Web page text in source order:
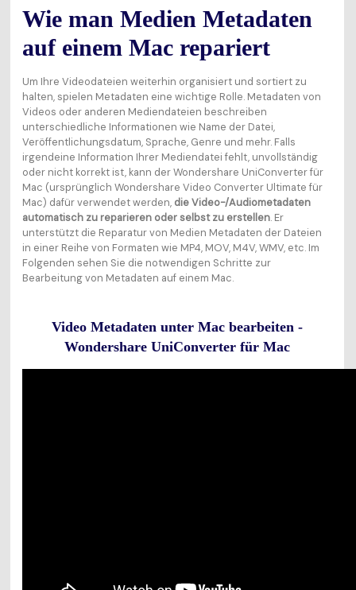
Wie man Medien Metadaten
auf einem Mac repariert
Um Ihre Videodateien weiterhin organisiert und sortiert zu
halten, spielen Metadaten eine wichtige Rolle. Metadaten von
Videos oder anderen Mediendateien beschreiben
unterschiedliche Informationen wie Name der Datei,
Veröffentlichungsdatum, Sprache, Genre und mehr. Falls
irgendeine Information Ihrer Mediendatei fehlt, unvollständig
oder nicht korrekt ist, kann der Wondershare UniConverter für
Mac (ursprünglich Wondershare Video Converter Ultimate für
Mac) dafür verwendet werden, die Video-/Audiometadaten
automatisch zu reparieren oder selbst zu erstellen. Er
unterstützt die Reparatur von Medien Metadaten der Dateien
in einer Reihe von Formaten wie MP4, MOV, M4V, WMV, etc. Im
Folgenden sehen Sie die notwendigen Schritte zur
Bearbeitung von Metadaten auf einem Mac.
Video Metadaten unter Mac bearbeiten -
Wondershare UniConverter für Mac